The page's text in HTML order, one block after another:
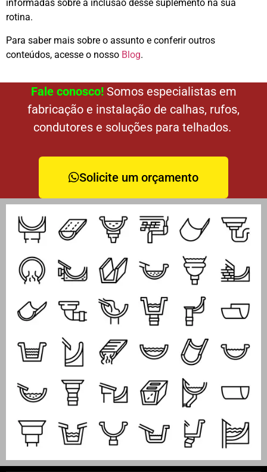
informadas sobre a inclusão desse suplemento na sua
rotina.
Para saber mais sobre o assunto e conferir outros
conteúdos, acesse o nosso Blog.
Fale conosco! Somos especialistas em
fabricação e instalação de calhas, rufos,
condutores e soluções para telhados.
Solicite um orçamento